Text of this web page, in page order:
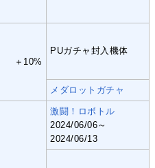
＋10%
PUガチャ封入機体
メダロットガチャ
激闘！ロボトル
2024/06/06～
2024/06/13